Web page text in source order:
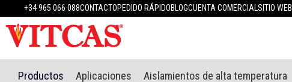
+34 965 066 088CONTACTOPEDIDO RÁPIDOBLOGCUENTA COMERCIALSITIO
Productos
Materiales
refractarios
Masillas
SistemaProductos Aplicaciones Aislamientos de alta temperatura